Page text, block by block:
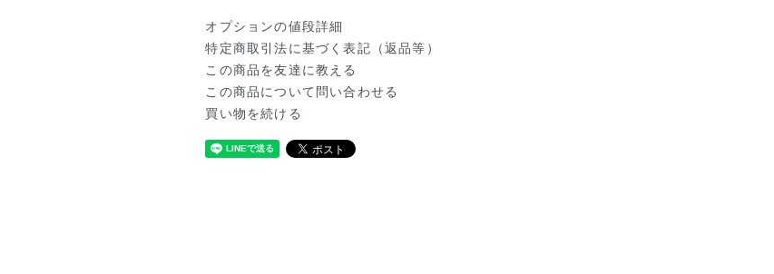
オプションの値段詳細
特定商取引法に基づく表記（返品等）
この商品を友達に教える
この商品について問い合わせる
買い物を続ける